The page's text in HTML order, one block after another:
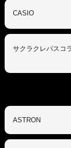
CASIO
サクラクレパスコ
ASTRON